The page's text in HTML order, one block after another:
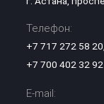
Телефон:
+7 717 272 58 20
+7 700 402 32 92
E-mail: